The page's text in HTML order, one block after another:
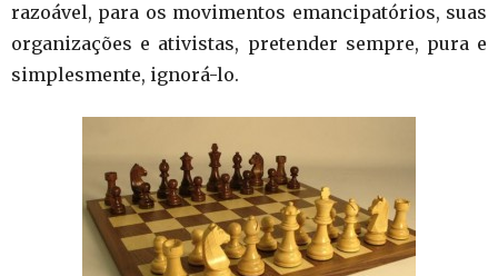
razoável, para os movimentos emancipatórios, suas
organizações e ativistas, pretender sempre, pura e
simplesmente, ignorá-lo.